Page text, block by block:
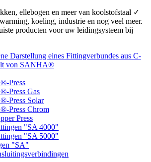
ellebogen en meer van koolstofstaal ✓
koeling, industrie en nog veel meer.
producten voor uw leidingsysteem bij
Press
Press Gas
Press Solar
Press Chrom
Press
"SA 4000"
"SA 5000"
"SA"